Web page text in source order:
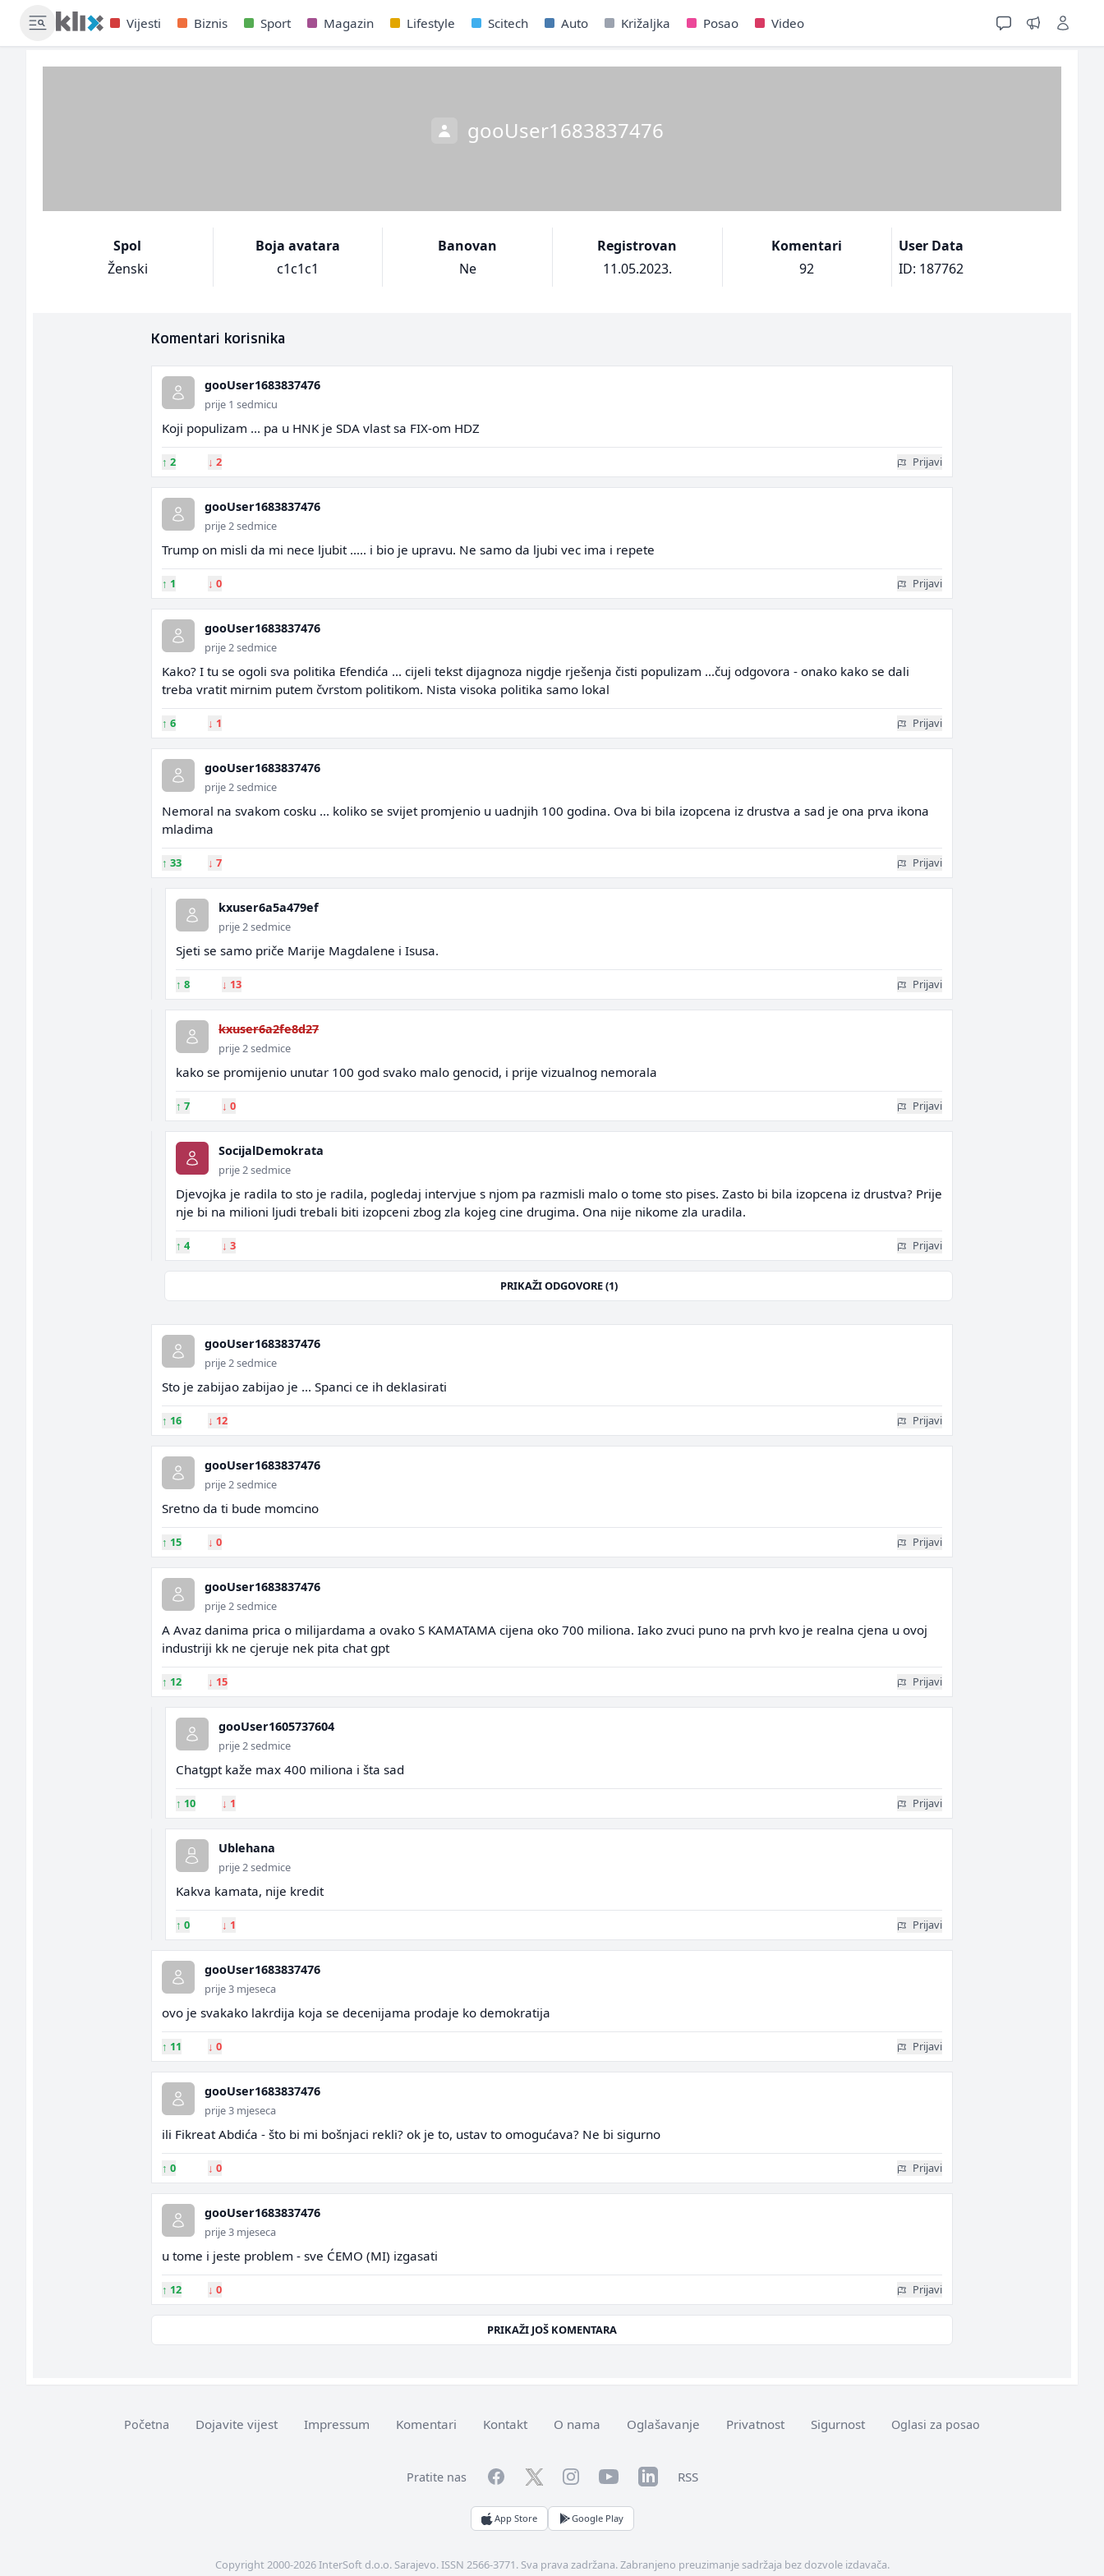
Vijesti Biznis Sport Magazin Lifestyle Scitech Auto Križaljka Posao Video
gooUser1683837476
Spol
Ženski
Boja avatara
c1c1c1
Banovan
Ne
Registrovan
11.05.2023.
Komentari
92
User Data
ID: 187762
Komentari korisnika
gooUser1683837476
prije 1 sedmicu
Koji populizam ... pa u HNK je SDA vlast sa FIX-om HDZ
↑ 2 ↓ 2 Prijavi
gooUser1683837476
prije 2 sedmice
Trump on misli da mi nece ljubit ..... i bio je upravu. Ne samo da ljubi vec ima i repete
↑ 1 ↓ 0 Prijavi
gooUser1683837476
prije 2 sedmice
Kako? I tu se ogoli sva politika Efendića ... cijeli tekst dijagnoza nigdje rješenja čisti populizam ...čuj odgovora - onako kako se dali
treba vratit mirnim putem čvrstom politikom. Nista visoka politika samo lokal
↑ 6 ↓ 1 Prijavi
gooUser1683837476
prije 2 sedmice
Nemoral na svakom cosku ... koliko se svijet promjenio u uadnjih 100 godina. Ova bi bila izopcena iz drustva a sad je ona prva ikona
mladima
↑ 33 ↓ 7 Prijavi
kxuser6a5a479ef
prije 2 sedmice
Sjeti se samo priče Marije Magdalene i Isusa.
↑ 8 ↓ 13 Prijavi
kxuser6a2fe8d27
prije 2 sedmice
kako se promijenio unutar 100 god svako malo genocid, i prije vizualnog nemorala
↑ 7 ↓ 0 Prijavi
SocijalDemokrata
prije 2 sedmice
Djevojka je radila to sto je radila, pogledaj intervjue s njom pa razmisli malo o tome sto pises. Zasto bi bila izopcena iz drustva? Prije
nje bi na milioni ljudi trebali biti izopceni zbog zla kojeg cine drugima. Ona nije nikome zla uradila.
↑ 4 ↓ 3 Prijavi
PRIKAŽI ODGOVORE (1)
gooUser1683837476
prije 2 sedmice
Sto je zabijao zabijao je ... Spanci ce ih deklasirati
↑ 16 ↓ 12 Prijavi
gooUser1683837476
prije 2 sedmice
Sretno da ti bude momcino
↑ 15 ↓ 0 Prijavi
gooUser1683837476
prije 2 sedmice
A Avaz danima prica o milijardama a ovako S KAMATAMA cijena oko 700 miliona. Iako zvuci puno na prvh kvo je realna cjena u ovoj
industriji kk ne cjeruje nek pita chat gpt
↑ 12 ↓ 15 Prijavi
gooUser1605737604
prije 2 sedmice
Chatgpt kaže max 400 miliona i šta sad
↑ 10 ↓ 1 Prijavi
Ublehana
prije 2 sedmice
Kakva kamata, nije kredit
↑ 0 ↓ 1 Prijavi
gooUser1683837476
prije 3 mjeseca
ovo je svakako lakrdija koja se decenijama prodaje ko demokratija
↑ 11 ↓ 0 Prijavi
gooUser1683837476
prije 3 mjeseca
ili Fikreat Abdića - što bi mi bošnjaci rekli? ok je to, ustav to omogućava? Ne bi sigurno
↑ 0 ↓ 0 Prijavi
gooUser1683837476
prije 3 mjeseca
u tome i jeste problem - sve ĆEMO (MI) izgasati
↑ 12 ↓ 0 Prijavi
PRIKAŽI JOŠ KOMENTARA
Početna Dojavite vijest Impressum Komentari Kontakt O nama Oglašavanje Privatnost Sigurnost Oglasi za posao
Pratite nas FacebookTwitterInstagramYouTubeLinkedInRSS
App Store Google Play
Copyright 2000-2026 InterSoft d.o.o. Sarajevo. ISSN 2566-3771. Sva prava zadržana. Zabranjeno preuzimanje sadržaja bez dozvole izdavača.